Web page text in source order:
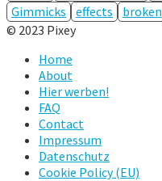
Gimmicks
effects broken
© 2023 Pixey
Home
About
Hier werben!
FAQ
Contact
Impressum
Datenschutz
Cookie Policy (EU)